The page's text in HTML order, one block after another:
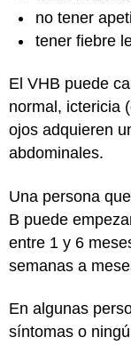
no tener
tener fiebre
El VHB puede
normal, ictericia
ojos adquieren
abdominales.
Una persona
B puede
entre 1 y 6
semanas a
En algunas
síntomas o